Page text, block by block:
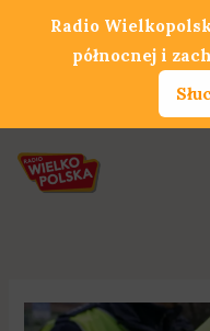
Radio
północnej i